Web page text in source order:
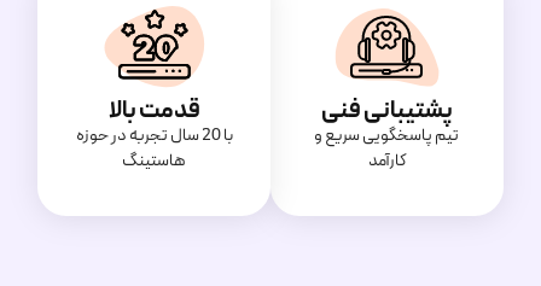
پشتیبانی فنی
تیم پاسخگویی سریع و
کارآمد
قدمت بالا
با 20 سال تجربه در حوزه
هاستینگ